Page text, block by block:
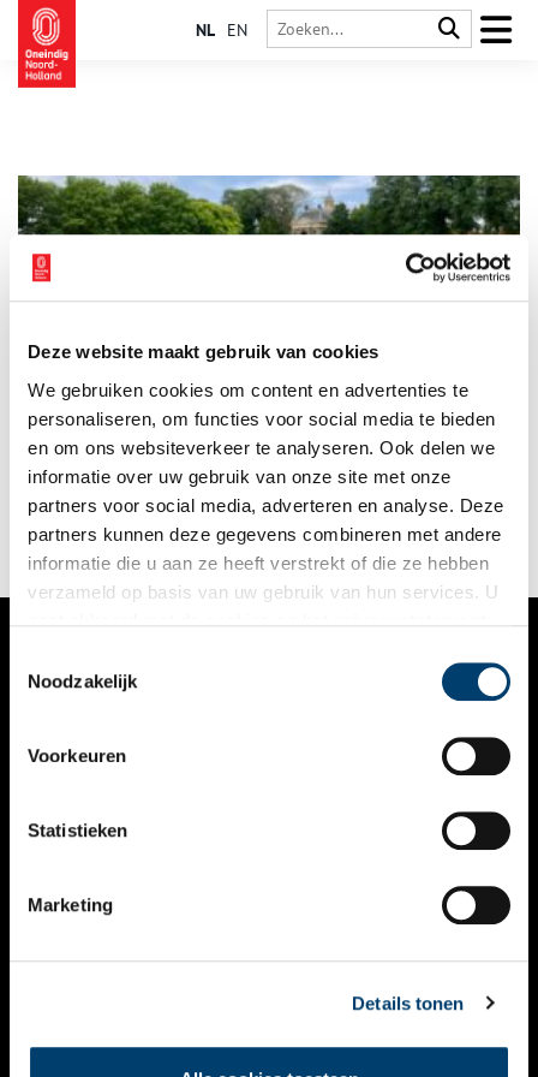
Deze website maakt gebruik van cookies
We gebruiken cookies om content en advertenties te
personaliseren, om functies voor social media te bieden
en om ons websiteverkeer te analyseren. Ook delen we
informatie over uw gebruik van onze site met onze
partners voor social media, adverteren en analyse. Deze
partners kunnen deze gegevens combineren met andere
informatie die u aan ze heeft verstrekt of die ze hebben
verzameld op basis van uw gebruik van hun services. U
Noodzakelijk
Voorkeuren
Statistieken
Marketing
Details tonen
NL EN
Liefhebbers van natuur en muziek kunnen zondag 21 juni hun
hart ophalen in de Garden in Enkhuizen. Tijdens een
feestelijke pre-opening verzorgt het Koninklijk Stedelijk
Muziekkorps (KSM) Enkhuizen een gratis buitenconcert
midden in de kleurrijke ontdekkingstuin. Daarmee wordt
vooruitgelopen op de officiële opening van de Garden op
zaterdag 27 juni.
1 min
VERHALEN
KALENDER
THEMA’S
VIDEO’S
CONTACT